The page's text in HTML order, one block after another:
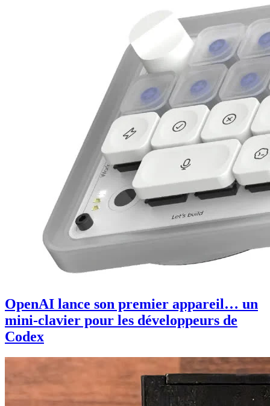
OpenAI lance son premier appareil… un
mini-clavier pour les développeurs de
Codex